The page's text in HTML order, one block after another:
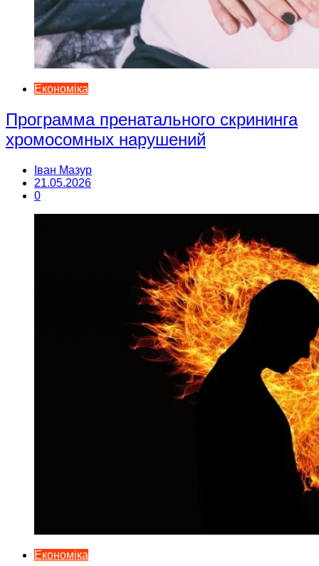
Економіка
Программа пренатального скрининга
хромосомных нарушений
Іван Мазур
21.05.2026
0
Економіка